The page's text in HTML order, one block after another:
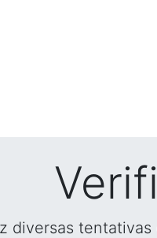
diversas